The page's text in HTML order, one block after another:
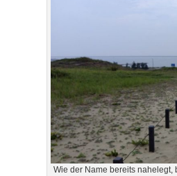
Wie der Name bereits nahelegt,